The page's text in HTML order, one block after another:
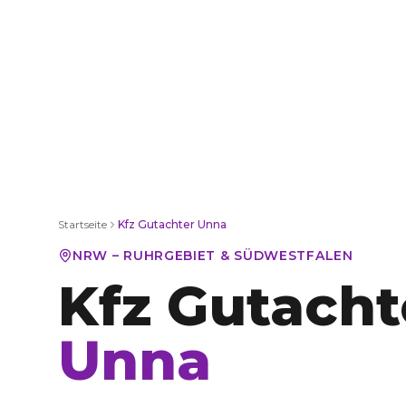
Startseite Kfz Gutachter Unna
NRW – RUHRGEBIET & SÜDWESTFALEN
Kfz
Unna